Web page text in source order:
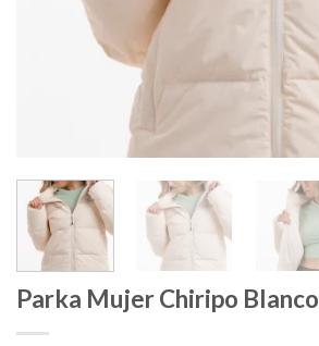
Parka Mujer Chiripo Blanco